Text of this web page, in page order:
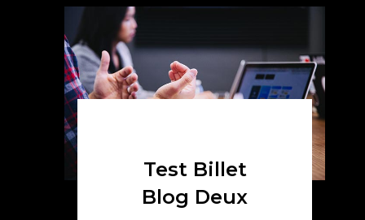
Test Billet
Blog Deux